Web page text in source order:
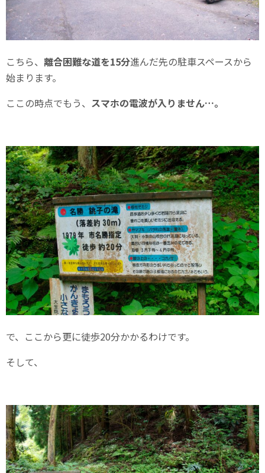
こちら、 離合困難な道を15分進んだ先の駐車スペースから
始まります。
ここの時点でもう、 スマホの電波が入りません…。
で、ここから更に徒歩20分かかるわけです。
そして、